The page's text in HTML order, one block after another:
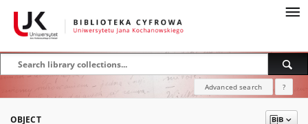
Advanced search ?
OBJECT